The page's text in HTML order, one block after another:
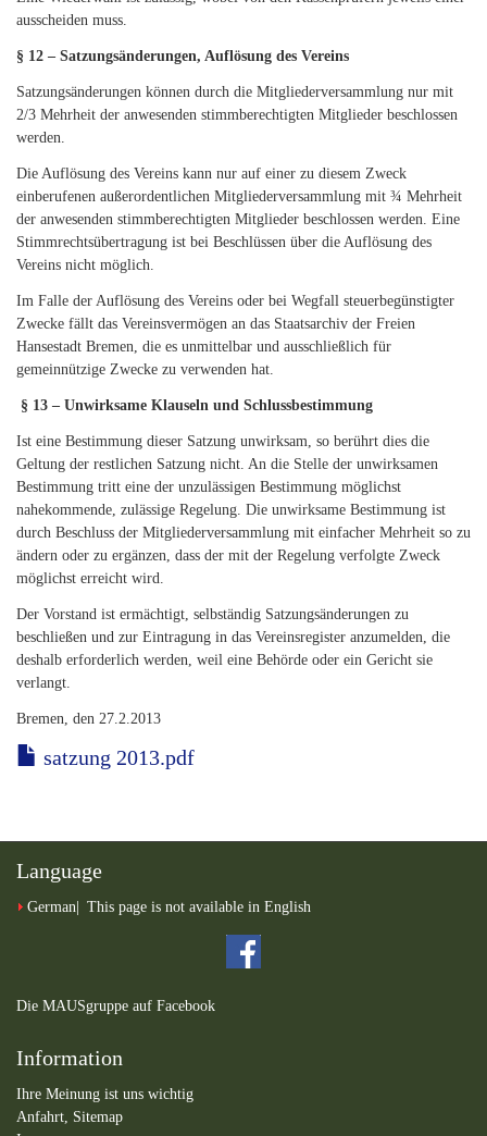
ausscheiden muss.
§ 12 – Satzungsänderungen, Auflösung des Vereins
Satzungsänderungen können durch die Mitgliederversammlung nur mit
2/3 Mehrheit der anwesenden stimmberechtigten Mitglieder beschlossen
werden.
Die Auflösung des Vereins kann nur auf einer zu diesem Zweck
einberufenen außerordentlichen Mitgliederversammlung mit ¾ Mehrheit
der anwesenden stimmberechtigten Mitglieder beschlossen werden. Eine
Stimmrechtsübertragung ist bei Beschlüssen über die Auflösung des
Vereins nicht möglich.
Im Falle der Auflösung des Vereins oder bei Wegfall steuerbegünstigter
Zwecke fällt das Vereinsvermögen an das Staatsarchiv der Freien
Hansestadt Bremen, die es unmittelbar und ausschließlich für
gemeinnützige Zwecke zu verwenden hat.
§ 13 – Unwirksame Klauseln und Schlussbestimmung
Ist eine Bestimmung dieser Satzung unwirksam, so berührt dies die
Geltung der restlichen Satzung nicht. An die Stelle der unwirksamen
Bestimmung tritt eine der unzulässigen Bestimmung möglichst
nahekommende, zulässige Regelung. Die unwirksame Bestimmung ist
durch Beschluss der Mitgliederversammlung mit einfacher Mehrheit so zu
ändern oder zu ergänzen, dass der mit der Regelung verfolgte Zweck
möglichst erreicht wird.
Der Vorstand ist ermächtigt, selbständig Satzungsänderungen zu
beschließen und zur Eintragung in das Vereinsregister anzumelden, die
deshalb erforderlich werden, weil eine Behörde oder ein Gericht sie
verlangt.
Bremen, den 27.2.2013
satzung 2013.pdf
Language
German This page is not available in English
Die MAUSgruppe auf Facebook
Information
Ihre Meinung ist uns wichtig
Anfahrt, Sitemap